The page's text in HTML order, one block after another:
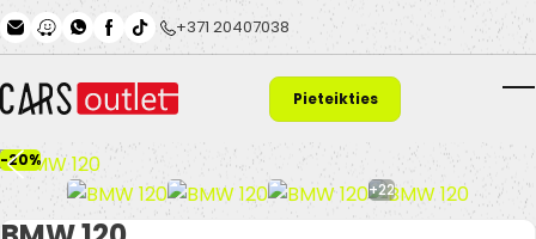
Skip to main content+371 20407038
Pieteikties
finansējumam
-20%
+22